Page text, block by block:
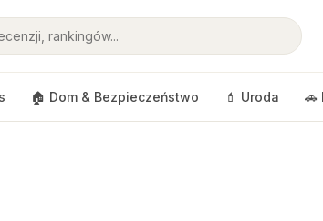
🏠 Dom & Bezpieczeństwo 💄 Uroda 🚗